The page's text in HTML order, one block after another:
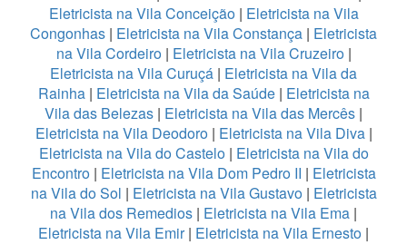
Eletricista na Vila Conceição| Eletricista na Vila
Congonhas | Eletricista na Vila Constança | Eletricista
na Vila Cordeiro| Eletricista na Vila Cruzeiro |
Eletricista na Vila Curuçá | Eletricista na Vila da
Rainha | Eletricista na Vila da Saúde| Eletricista na
Vila das Belezas | Eletricista na Vila das Mercês |
Eletricista na Vila Deodoro| Eletricista na Vila Diva|
Eletricista na Vila do Castelo| Eletricista na Vila do
Encontro| Eletricista na Vila Dom Pedro II | Eletricista
na Vila do Sol | Eletricista na Vila Gustavo| Eletricista
na Vila dos Remedios | Eletricista na Vila Ema |
Eletricista na Vila Emir| Eletricista na Vila Ernesto |